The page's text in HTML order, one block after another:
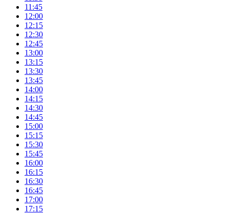
11:45
12:00
12:15
12:30
12:45
13:00
13:15
13:30
13:45
14:00
14:15
14:30
14:45
15:00
15:15
15:30
15:45
16:00
16:15
16:30
16:45
17:00
17:15